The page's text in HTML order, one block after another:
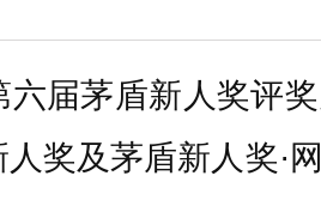
茅盾新人奖评奖
奖及茅盾新人奖·